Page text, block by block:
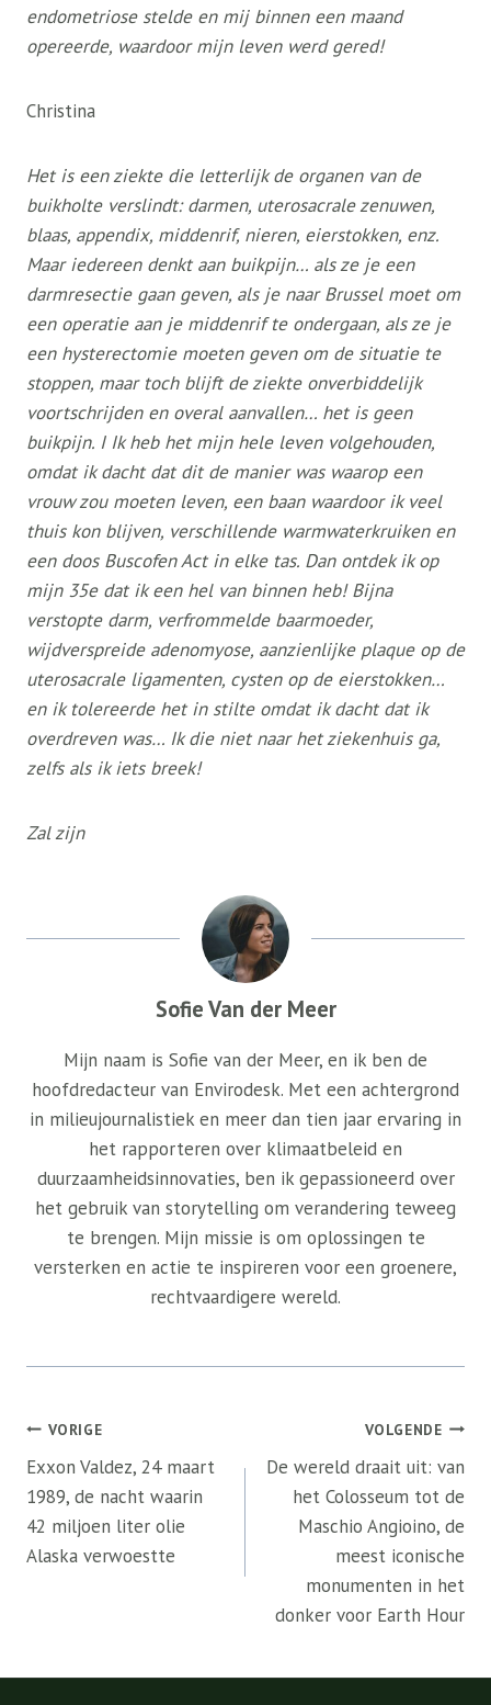
endometriose stelde en mij binnen een maand
opereerde, waardoor mijn leven werd gered!
Christina
Het is een ziekte die letterlijk de organen van de
buikholte verslindt: darmen, uterosacrale zenuwen,
blaas, appendix, middenrif, nieren, eierstokken, enz.
Maar iedereen denkt aan buikpijn… als ze je een
darmresectie gaan geven, als je naar Brussel moet om
een ​​operatie aan je middenrif te ondergaan, als ze je
een hysterectomie moeten geven om de situatie te
stoppen, maar toch blijft de ziekte onverbiddelijk
voortschrijden en overal aanvallen… het is geen
buikpijn. IIk heb het mijn hele leven volgehouden,
omdat ik dacht dat dit de manier was waarop een
vrouw zou moeten leven, een baan waardoor ik veel
thuis kon blijven, verschillende warmwaterkruiken en
een doos Buscofen Act in elke tas. Dan ontdek ik op
mijn 35e dat ik een hel van binnen heb! Bijna
verstopte darm, verfrommelde baarmoeder,
wijdverspreide adenomyose, aanzienlijke plaque op de
uterosacrale ligamenten, cysten op de eierstokken…
en ik tolereerde het in stilte omdat ik dacht dat ik
overdreven was… Ik die niet naar het ziekenhuis ga,
zelfs als ik iets breek!
Zal zijn
Sofie Van der Meer
Mijn naam is Sofie van der Meer, en ik ben de
hoofdredacteur van Envirodesk. Met een achtergrond
in milieujournalistiek en meer dan tien jaar ervaring in
het rapporteren over klimaatbeleid en
duurzaamheidsinnovaties, ben ik gepassioneerd over
het gebruik van storytelling om verandering teweeg
te brengen. Mijn missie is om oplossingen te
versterken en actie te inspireren voor een groenere,
rechtvaardigere wereld.
Bericht
navigatie
VORIGE
Exxon Valdez, 24 maart
1989, de nacht waarin
42 miljoen liter olie
Alaska verwoestte
VOLGENDE
De wereld draait uit: van
het Colosseum tot de
Maschio Angioino, de
meest iconische
monumenten in het
donker voor Earth Hour